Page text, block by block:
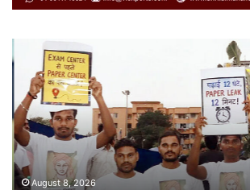
पेश
है
झारखंड
का
छात्र
आंदोलनAugust 8, 2026